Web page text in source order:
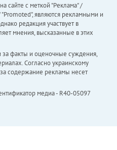
сайте с меткой "Реклама" /
являются рекламными и
редакция участвует в
мнения, высказанные в этих
за факты и оценочные суждения,
Согласно украинскому
за содержание рекламы несет
медиа - R40-05097